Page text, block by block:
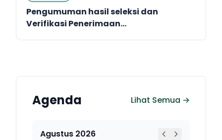
Pengumuman hasil seleksi dan
Verifikasi Penerimaan...
Agenda Lihat Semua →
Agustus 2026